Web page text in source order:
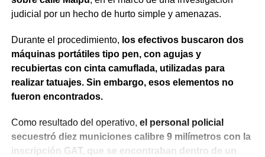
judicial por un hecho de hurto simple y amenazas.
Durante el procedimiento, los efectivos buscaron dos
máquinas portátiles tipo pen, con agujas y
recubiertas con cinta camuflada, utilizadas para
realizar tatuajes. Sin embargo, esos elementos no
fueron encontrados.
Como resultado del operativo, el personal policial
secuestró diez municiones calibre 9 milímetros con la
inscripción GAT, que se encontraban dentro de un